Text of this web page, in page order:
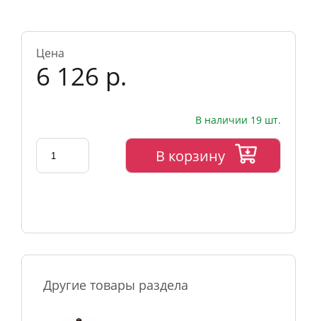
Цена
6 126 р.
В наличии 19 шт.
В корзину
Другие товары раздела